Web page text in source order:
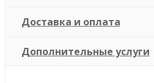
Доставка и оплата
Дополнительные услуги